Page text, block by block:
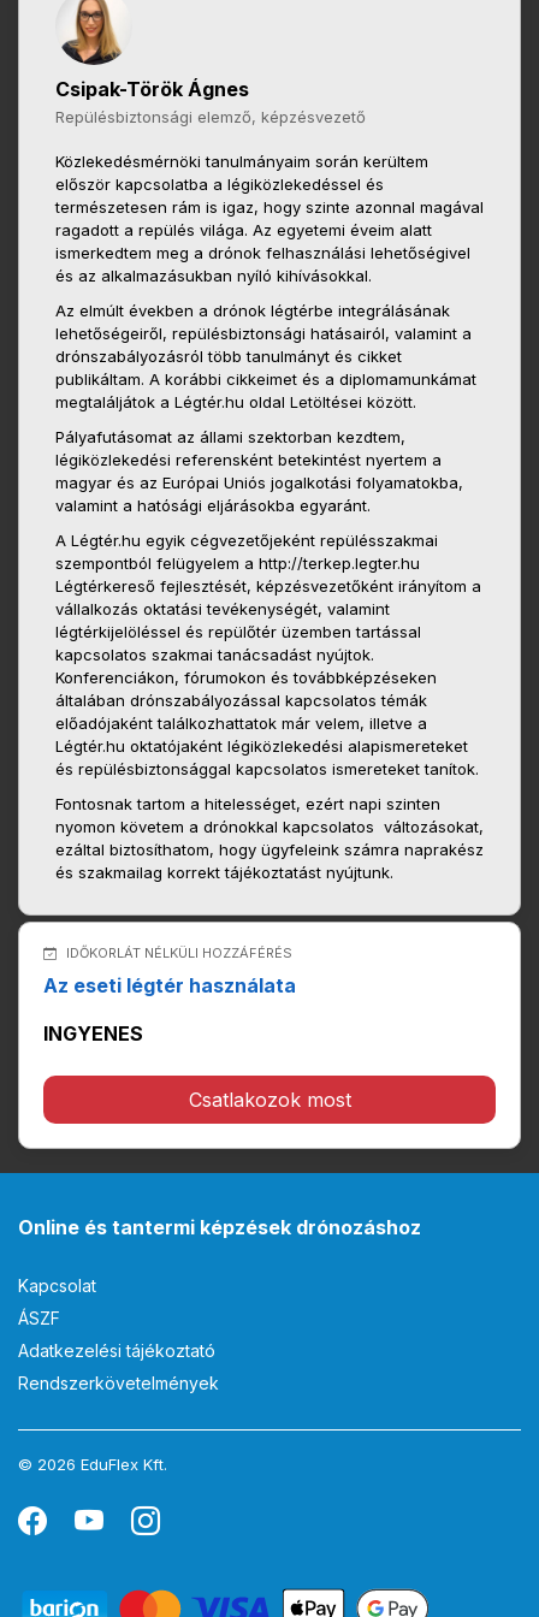
Csipak-Török Ágnes
Repülésbiztonsági elemző, képzésvezető
Közlekedésmérnöki tanulmányaim során kerültem
először kapcsolatba a légiközlekedéssel és
természetesen rám is igaz, hogy szinte azonnal magával
ragadott a repülés világa. Az egyetemi éveim alatt
ismerkedtem meg a drónok felhasználási lehetőségivel
és az alkalmazásukban nyíló kihívásokkal.
Az elmúlt években a drónok légtérbe integrálásának
lehetőségeiről, repülésbiztonsági hatásairól, valamint a
drónszabályozásról több tanulmányt és cikket
publikáltam. A korábbi cikkeimet és a diplomamunkámat
megtaláljátok a Légtér.hu oldal Letöltései között.
Pályafutásomat az állami szektorban kezdtem,
légiközlekedési referensként betekintést nyertem a
magyar és az Európai Uniós jogalkotási folyamatokba,
valamint a hatósági eljárásokba egyaránt.
A Légtér.hu egyik cégvezetőjeként repülésszakmai
szempontból felügyelem a http://terkep.legter.hu
Légtérkereső fejlesztését, képzésvezetőként irányítom a
vállalkozás oktatási tevékenységét, valamint
légtérkijelöléssel és repülőtér üzemben tartással
kapcsolatos szakmai tanácsadást nyújtok.
Konferenciákon, fórumokon és továbbképzéseken
általában drónszabályozással kapcsolatos témák
előadójaként találkozhattatok már velem, illetve a
Légtér.hu oktatójaként légiközlekedési alapismereteket
és repülésbiztonsággal kapcsolatos ismereteket tanítok.
Fontosnak tartom a hitelességet, ezért napi szinten
nyomon követem a drónokkal kapcsolatos változásokat,
ezáltal biztosíthatom, hogy ügyfeleink számra naprakész
és szakmailag korrekt tájékoztatást nyújtunk.
IDŐKORLÁT NÉLKÜLI HOZZÁFÉRÉS
Az eseti légtér használata
INGYENES
Csatlakozok most
Online és tantermi képzések drónozáshoz
Kapcsolat
ÁSZF
Adatkezelési tájékoztató
Rendszerkövetelmények
© 2026 EduFlex Kft.